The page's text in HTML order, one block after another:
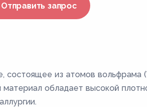
Отправить запрос
состоящее из атомов вольфрама
обладает высокой